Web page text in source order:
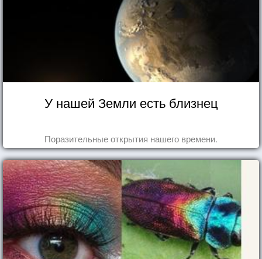
У нашей Земли есть близнец
Поразительные открытия нашего времени.